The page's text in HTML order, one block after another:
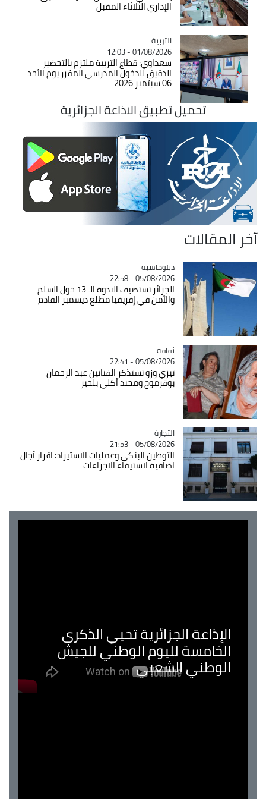
الإداري الثلاثاء المقبل
Catégorie
التربية
01/08/2026 - 12:03
سعداوي: قطاع التربية ملتزم بالتحضير
الدقيق للدخول المدرسي المقرر يوم الأحد
06 سبتمبر 2026
تحميل تطبيق الاذاعة الجزائرية
آخر المقالات
Catégorie
دبلوماسية
05/08/2026 - 22:58
الجزائر تستضيف الندوة الـ 13 حول السلم
والأمن في إفريقيا مطلع ديسمبر القادم
Catégorie
ثقافة
05/08/2026 - 22:41
تيزي وزو تستذكر الفنانين عبد الرحمان
بوقرموح ومحند أكلي بلخير
Catégorie
التجارة
05/08/2026 - 21:53
التوطين البنكي وعمليات الاستيراد: اقرار آجال
اضافية لاستيفاء الاجراءات
الإذاعة الجزائرية تحيي الذكرى
الخامسة لليوم الوطني للجيش
الوطني الشعبي